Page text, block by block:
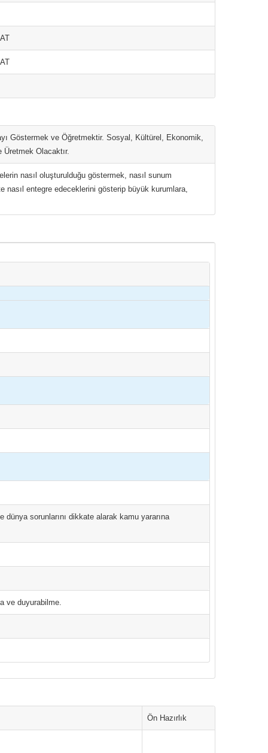
Göstermek ve Öğretmektir. Sosyal, Kültürel, Ekonomik,
Olacaktır.
nasıl oluşturulduğu göstermek, nasıl sunum
nasıl entegre edeceklerini gösterip büyük kurumlara,
sorunlarını dikkate alarak kamu yararına
ve duyurabilme.
Ön Hazırlık